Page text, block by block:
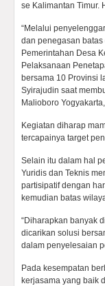
se Kalimantan Timur.
“Melalui
dan penegasan
Pemerintahan Desa
Pelaksanaan
bersama 10 Provinsi
Syirajudin saat
Malioboro
Kegiatan diharap
tercapainya target
Selain itu dalam hal
Yuridis dan Teknis
partisipatif dengan
kemudian batas
“Diharapkan banyak
dicarikan solusi
dalam penyelesaian
Pada kesempatan
kerjasama yang baik